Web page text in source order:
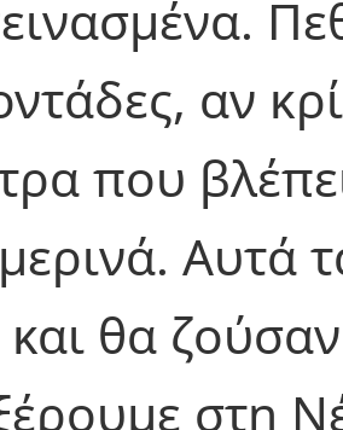
αν
που
Αυτά
θα
στη